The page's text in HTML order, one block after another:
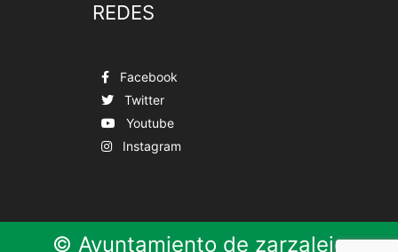
REDES
Facebook
Twitter
Youtube
Instagram
© Ayuntamiento de zarzalejo